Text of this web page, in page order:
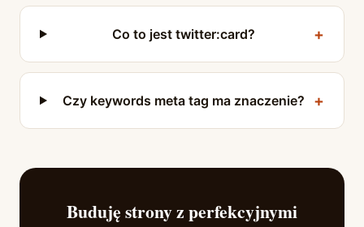
Co to jest twitter:card?
Czy keywords meta tag ma znaczenie?
Buduję strony z perfekcyjnymi